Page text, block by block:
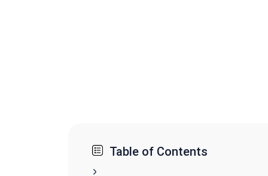
Table of Contents